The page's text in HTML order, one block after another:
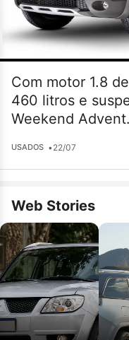
Com motor 1.8
460 litros e
Weekend
USADOS •22/07
Web Stories